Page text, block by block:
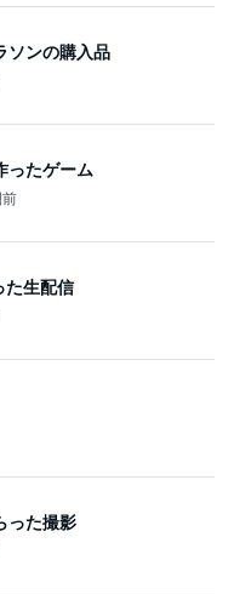
ったゲーム
た生配信